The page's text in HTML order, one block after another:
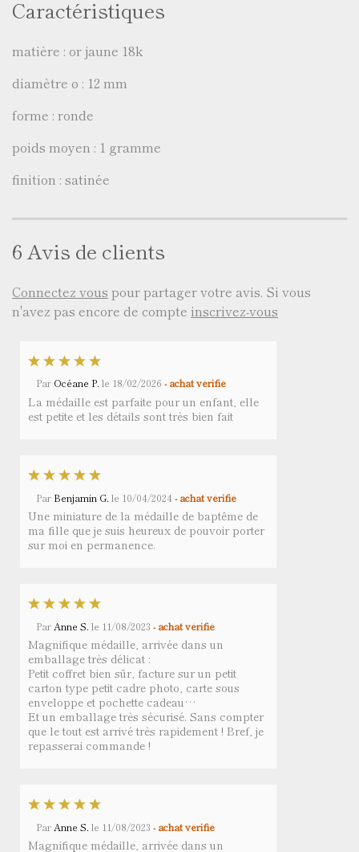
Caractéristiques
matière : or jaune 18k
diamètre ø : 12 mm
forme : ronde
poids moyen : 1 gramme
finition : satinée
6 Avis de clients
Connectez vous pour partager votre avis. Si vous
n'avez pas encore de compte inscrivez-vous
Par Océane P. le 18/02/2026 - achat vérifié
La médaille est parfaite pour un enfant, elle
est petite et les détails sont très bien fait
Par Benjamin G. le 10/04/2024 - achat vérifié
Une miniature de la médaille de baptême de
ma fille que je suis heureux de pouvoir porter
sur moi en permanence.
Par Anne S. le 11/08/2023 - achat vérifié
Magnifique médaille, arrivée dans un
emballage très délicat :
Petit coffret bien sûr, facture sur un petit
carton type petit cadre photo, carte sous
enveloppe et pochette cadeau…
Et un emballage très sécurisé. Sans compter
que le tout est arrivé très rapidement ! Bref, je
repasserai commande !
Par Anne S. le 11/08/2023 - achat vérifié
Magnifique médaille, arrivée dans un